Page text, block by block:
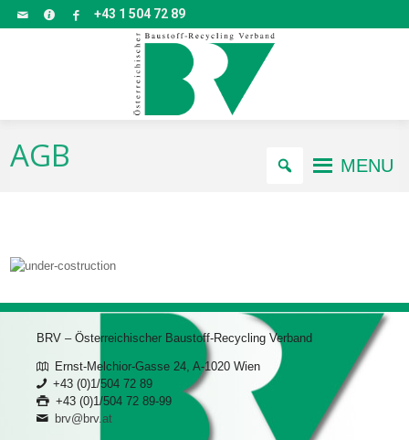
+43 1 504 72 89
MENU
AGB
BRV – Österreichischer Baustoff-Recycling Verband
Ernst-Melchior-Gasse 24, A-1020 Wien
+43 (0)1/504 72 89
+43 (0)1/504 72 89-99
brv@brv.at